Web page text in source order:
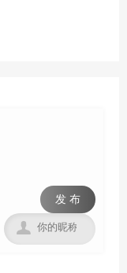
发 布
